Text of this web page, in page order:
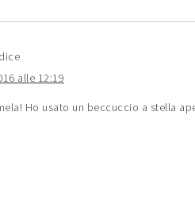
dice
alle 12:19
Ho usato un beccuccio a stella